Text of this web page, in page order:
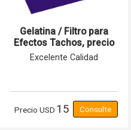
Gelatina / Filtro para
Efectos Tachos, precio
por metro cuadrado
Excelente Calidad
Precio USD 15